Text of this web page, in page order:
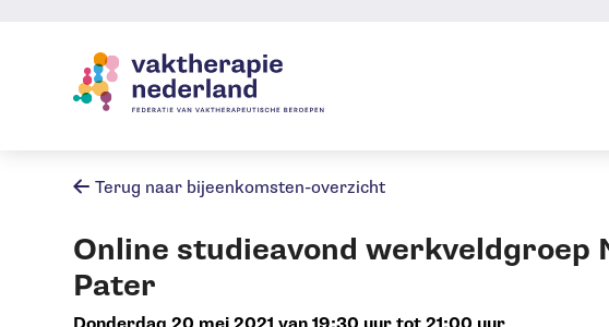
content
Terug naar bijeenkomsten-overzicht
Online studieavond werkveldgroep
Pater